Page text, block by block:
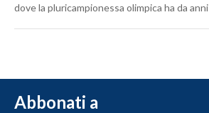
dove la pluricampionessa olimpica ha da
Abbonati a